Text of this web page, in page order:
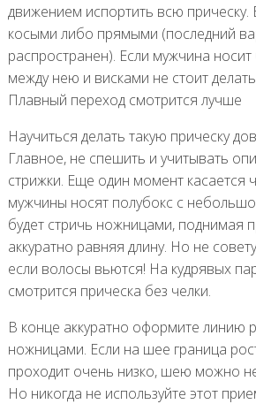
движением испортить всю прическу.
косыми либо прямыми (последний
распространен). Если мужчина носит
между нею и висками не стоит
Плавный переход смотрится лучше
Научиться делать такую прическу
Главное, не спешить и учитывать
стрижки. Еще один момент касается
мужчины носят полубокс с
будет стричь ножницами, поднимая
аккуратно равняя длину. Но не
если волосы вьются! На кудрявых
смотрится прическа без челки.
В конце аккуратно оформите линию
ножницами. Если на шее граница
проходит очень низко, шею можно
Но никогда не используйте этот